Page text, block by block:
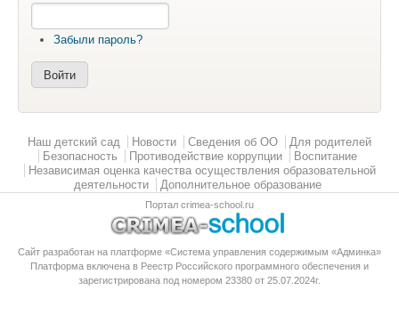
Забыли пароль?
Главное меню
Наш детский сад Новости Сведения об ОО
Для родителей
Безопасность
Противодействие коррупции
Воспитание
Независимая оценка качества осуществления образовательной
деятельности
Дополнительное образование
Портал crimea-school.ru
Сайт разработан на платформе «Система управления содержимым «Админка»
Платформа включена в Реестр Российского программного обеспечения и
зарегистрирована под номером 23380 от 25.07.2024г.